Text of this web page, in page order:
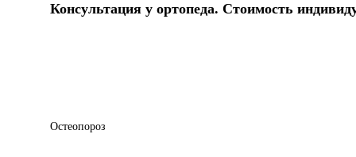
Консультация у ортопеда. Стоимость
Остеопороз